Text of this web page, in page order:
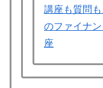
講座も質問
のファイナ
座